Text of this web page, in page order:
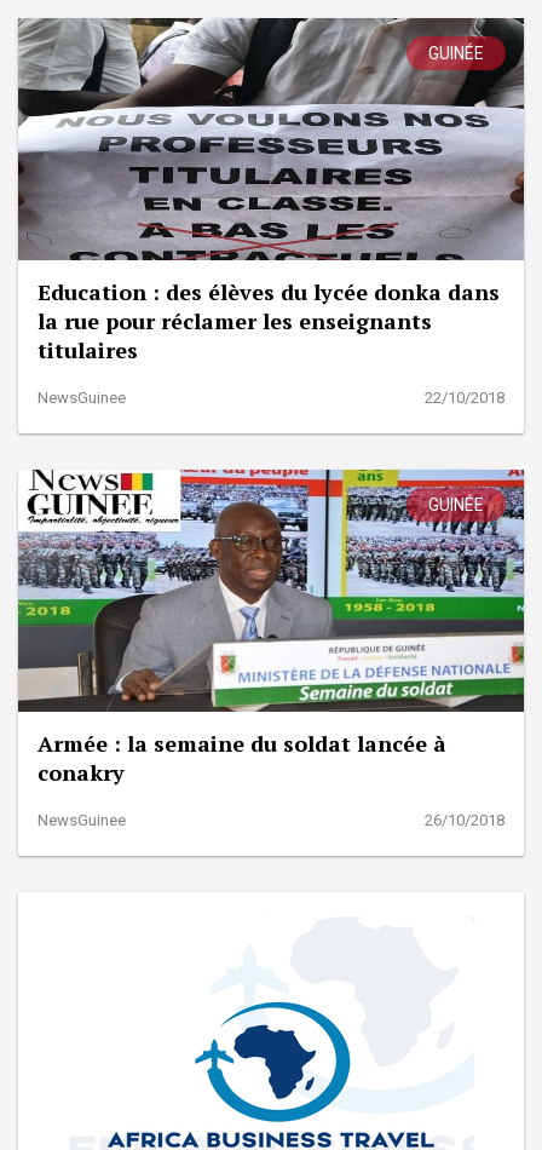
GUINÉE
Education : des élèves du lycée donka dans
la rue pour réclamer les enseignants
titulaires
NewsGuinee 22/10/2018
GUINÉE
Armée : la semaine du soldat lancée à
conakry
NewsGuinee 26/10/2018